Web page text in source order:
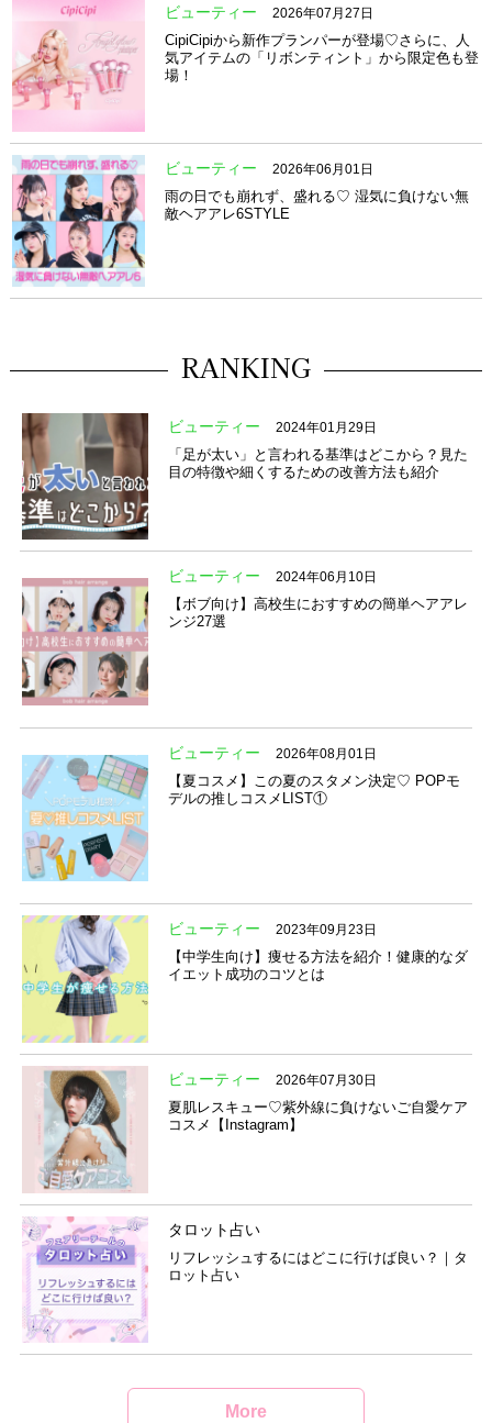
ビューティー 2026年07月27日
CipiCipiから新作プランパーが登場♡さらに、人
気アイテムの「リボンティント」から限定色も登
場！
ビューティー 2026年06月01日
雨の日でも崩れず、盛れる♡ 湿気に負けない無
敵ヘアアレ6STYLE
RANKING
ビューティー 2024年01月29日
「足が太い」と言われる基準はどこから？見た
目の特徴や細くするための改善方法も紹介
ビューティー 2024年06月10日
【ボブ向け】高校生におすすめの簡単ヘアアレ
ンジ27選
ビューティー 2026年08月01日
【夏コスメ】この夏のスタメン決定♡ POPモ
デルの推しコスメLIST①
ビューティー 2023年09月23日
【中学生向け】痩せる方法を紹介！健康的なダ
イエット成功のコツとは
ビューティー 2026年07月30日
夏肌レスキュー♡紫外線に負けないご自愛ケア
コスメ【Instagram】
タロット占い
リフレッシュするにはどこに行けば良い？｜タ
ロット占い
More